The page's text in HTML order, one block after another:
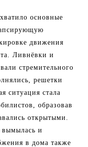
основные
движения
Ливнёвки и
стремительного
решетки
ситуация стала
образовав
открытыми.
вымылась и
в дома также